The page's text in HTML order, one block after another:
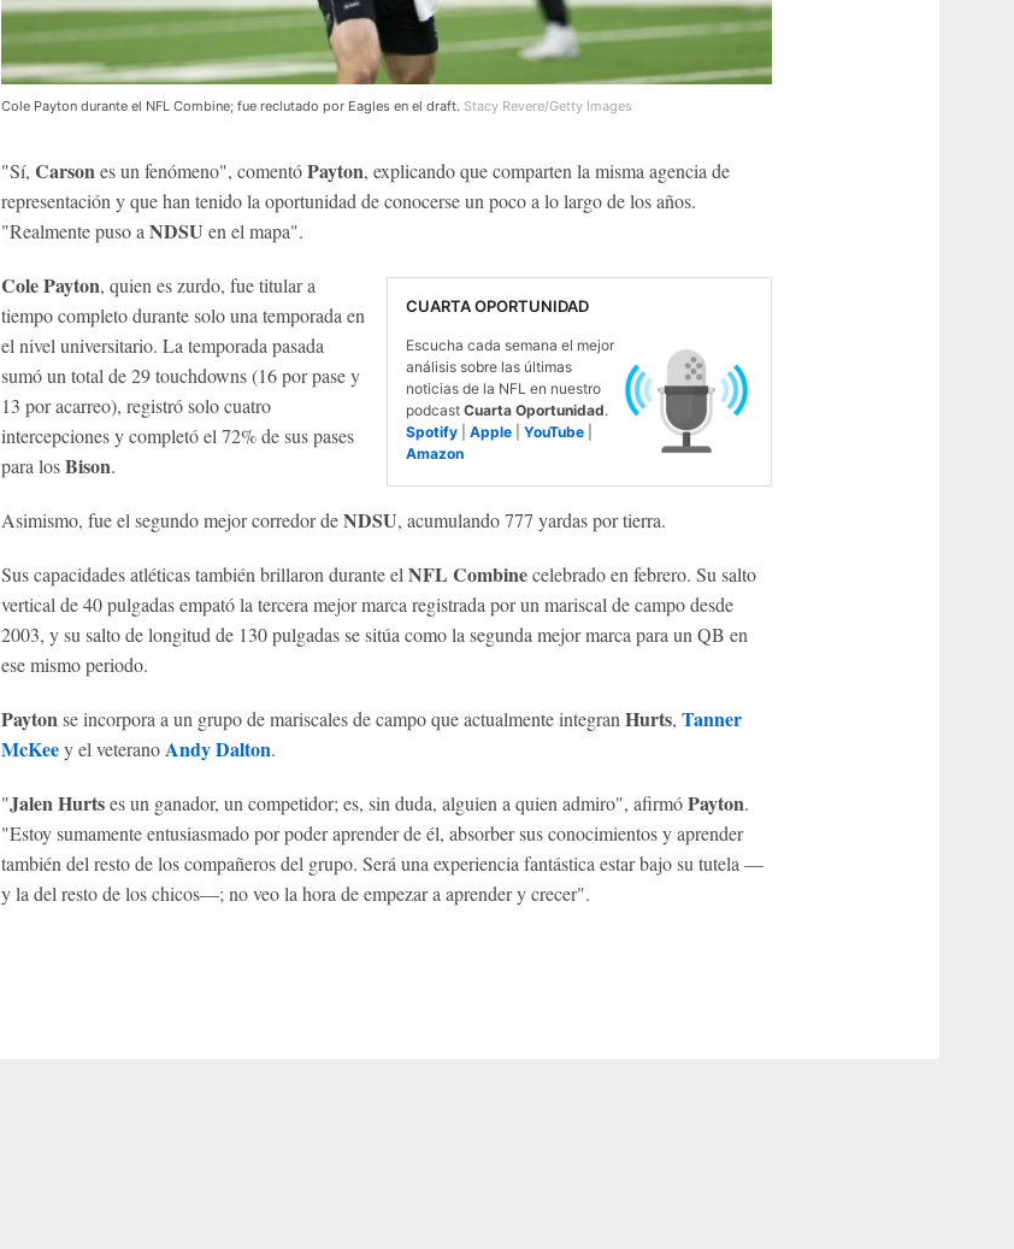
Cole Payton durante el NFL Combine; fue reclutado por Eagles en el draft. Stacy Revere/Getty Images
"Sí, Carsones un fenómeno", comentóPayton, explicando que comparten la misma agencia de
representación y que han tenido la oportunidad de conocerse un poco a lo largo de los años.
"Realmente puso aNDSU en el mapa".
CUARTA OPORTUNIDAD
Escucha cada semana el mejor
análisis sobre las últimas
noticias de la NFL en nuestro
podcast Cuarta Oportunidad.
Spotify| Apple| YouTube|
Amazon
Cole Payton, quien es zurdo, fue titular a
tiempo completo durante solo una temporada en
el nivel universitario. La temporada pasada
sumó un total de 29 touchdowns (16 por pase y
13 por acarreo), registró solo cuatro
intercepciones y completó el 72% de sus pases
para losBison.
Asimismo, fue el segundo mejor corredor deNDSU, acumulando 777 yardas por tierra.
Sus capacidades atléticas también brillaron durante elNFL Combinecelebrado en febrero. Su salto
vertical de 40 pulgadas empató la tercera mejor marca registrada por un mariscal de campo desde
2003, y su salto de longitud de 130 pulgadas se sitúa como la segunda mejor marca para un QB en
ese mismo periodo.
Paytonse incorpora a un grupo de mariscales de campo que actualmente integranHurts, Tanner
McKeey el veteranoAndy Dalton.
"Jalen Hurtses un ganador, un competidor; es, sin duda, alguien a quien admiro", afirmóPayton.
"Estoy sumamente entusiasmado por poder aprender de él, absorber sus conocimientos y aprender
también del resto de los compañeros del grupo. Será una experiencia fantástica estar bajo su tutela —
y la del resto de los chicos—; no veo la hora de empezar a aprender y crecer".